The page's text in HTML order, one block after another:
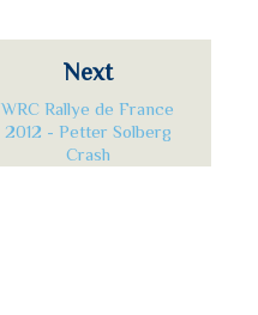
Next
WRC Rallye de France
2012 - Petter Solberg
Crash